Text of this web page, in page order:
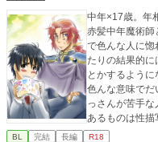
中年×17歳。年
赤髪中年魔術師と一
で色んな人に惚
たりの結果的
とかするよう
色んな意味でだいぶ先。 主人公総受け
っさんが苦手
あるものは性描
新中。だいたい
BL 完結 長編 R18